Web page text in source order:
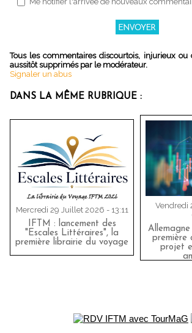
Tous les commentaires discourtois, injurieux ou
aussitôt supprimés par le modérateur.
Signaler un abus
DANS LA MÊME RUBRIQUE :
Mercredi 29 Juillet 2026 - 13:11
IFTM : lancement des
"Escales Littéraires", la
première librairie du voyage
Vendredi
première
projet